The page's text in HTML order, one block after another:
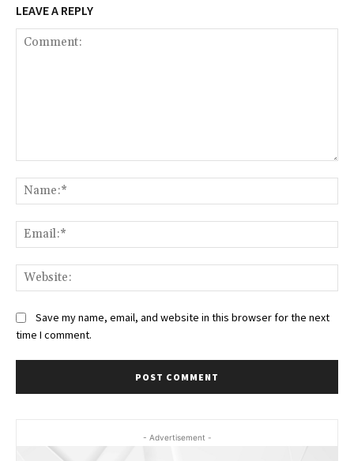
LEAVE A REPLY
Save my name, email, and website in this browser for the next
time I comment.
- Advertisement -